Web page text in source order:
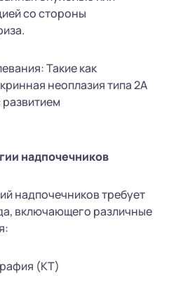
со стороны
Такие как
неоплазия типа 2А
развитием
надпочечников
надпочечников требует
включающего различные
(КТ)